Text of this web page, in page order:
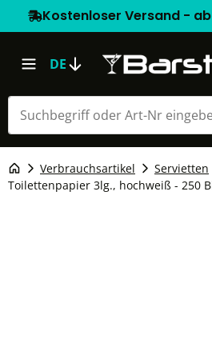
Kostenloser Versand -
DE
Verbrauchsartikel Servietten
Toilettenpapier 3lg., hochweiß - 250